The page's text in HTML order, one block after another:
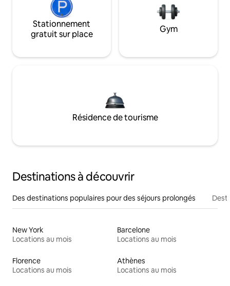
Stationnement
gratuit sur place
Gym
Résidence de tourisme
Destinations à découvrir
Des destinations populaires pour des séjours prolongés
New York
Locations au mois
Barcelone
Locations au mois
Florence
Locations au mois
Athènes
Locations au mois